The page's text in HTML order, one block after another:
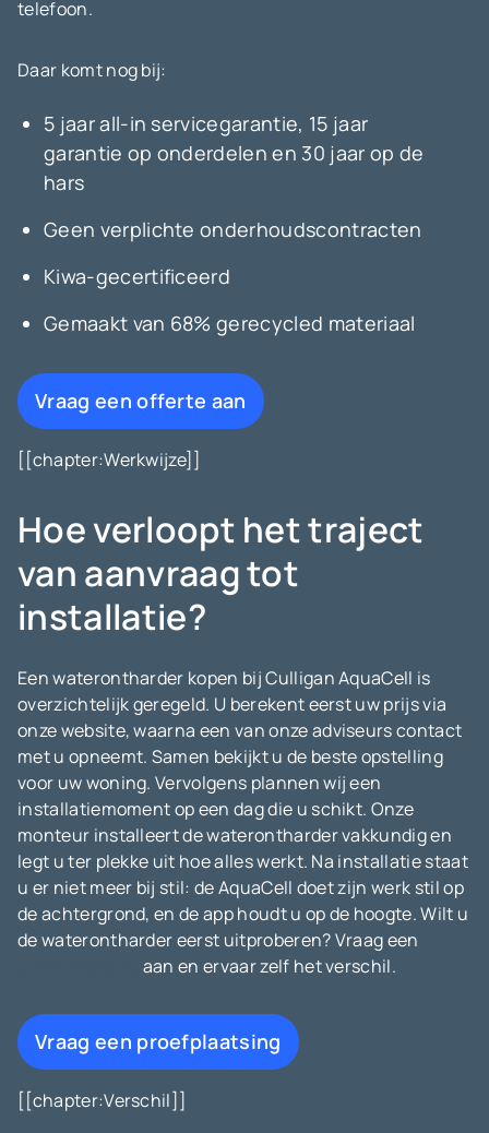
telefoon.
Daar komt nog bij:
5 jaar all-in servicegarantie, 15 jaar
garantie op onderdelen en 30 jaar op de
hars
Geen verplichte onderhoudscontracten
Kiwa-gecertificeerd
Gemaakt van 68% gerecycled materiaal
Vraag een offerte aan
[[chapter:Werkwijze]]
Hoe verloopt het traject
van aanvraag tot
installatie?
Een waterontharder kopen bij Culligan AquaCell is
overzichtelijk geregeld. U berekent eerst uw prijs via
onze website, waarna een van onze adviseurs contact
met u opneemt. Samen bekijkt u de beste opstelling
voor uw woning. Vervolgens plannen wij een
installatiemoment op een dag die u schikt. Onze
monteur installeert de waterontharder vakkundig en
legt u ter plekke uit hoe alles werkt. Na installatie staat
u er niet meer bij stil: de AquaCell doet zijn werk stil op
de achtergrond, en de app houdt u op de hoogte. Wilt u
de waterontharder eerst uitproberen? Vraag een
aan en ervaar zelf het verschil.
Vraag een proefplaatsing
[[chapter:Verschil]]